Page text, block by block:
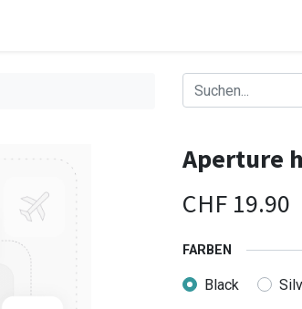
Aperture
CHF 19.90
FARBEN
Black